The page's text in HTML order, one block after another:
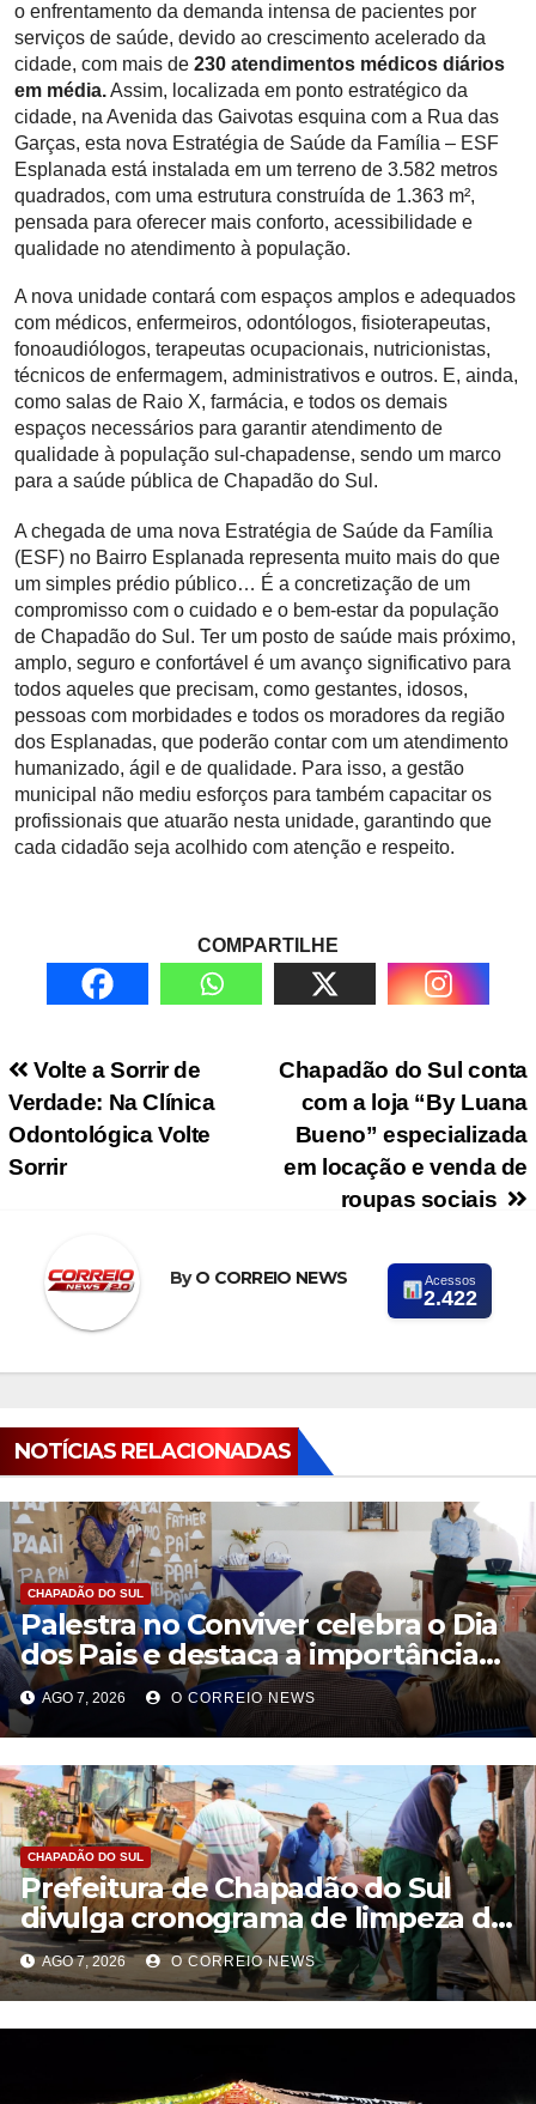
o enfrentamento da demanda intensa de pacientes por
serviços de saúde, devido ao crescimento acelerado da
cidade, com mais de 230 atendimentos médicos diários
em média.Assim, localizada em ponto estratégico da
cidade, na Avenida das Gaivotas esquina com a Rua das
Garças, esta nova Estratégia de Saúde da Família – ESF
Esplanada está instalada em um terreno de 3.582 metros
quadrados, com uma estrutura construída de 1.363 m²,
pensada para oferecer mais conforto, acessibilidade e
qualidade no atendimento à população.
A nova unidade contará com espaços amplos e adequados
com médicos, enfermeiros, odontólogos, fisioterapeutas,
fonoaudiólogos, terapeutas ocupacionais, nutricionistas,
técnicos de enfermagem, administrativos e outros. E, ainda,
como salas de Raio X, farmácia, e todos os demais
espaços necessários para garantir atendimento de
qualidade à população sul-chapadense, sendo um marco
para a saúde pública de Chapadão do Sul.
A chegada de uma nova Estratégia de Saúde da Família
(ESF) no Bairro Esplanada representa muito mais do que
um simples prédio público… É a concretização de um
compromisso com o cuidado e o bem-estar da população
de Chapadão do Sul. Ter um posto de saúde mais próximo,
amplo, seguro e confortável é um avanço significativo para
todos aqueles que precisam, como gestantes, idosos,
pessoas com morbidades e todos os moradores da região
dos Esplanadas, que poderão contar com um atendimento
humanizado, ágil e de qualidade. Para isso, a gestão
municipal não mediu esforços para também capacitar os
profissionais que atuarão nesta unidade, garantindo que
cada cidadão seja acolhido com atenção e respeito.
COMPARTILHE
Navegação de PostChapadão do Sul conta
com a loja “By Luana
Bueno” especializada
em locação e venda de
roupas sociais
Volte a Sorrir de
Verdade: Na Clínica
Odontológica Volte
Sorrir
ByO CORREIO NEWS Acessos
2.422
NOTÍCIAS RELACIONADAS
CHAPADÃO DO SUL
Palestra no Conviver celebra o Dia
dos Pais e destaca a importância
da figura paterna na família
AGO 7, 2026 O CORREIO NEWS
CHAPADÃO DO SUL
Prefeitura de Chapadão do Sul
divulga cronograma de limpeza de
entulhos e bota-fora para agosto
AGO 7, 2026 O CORREIO NEWS